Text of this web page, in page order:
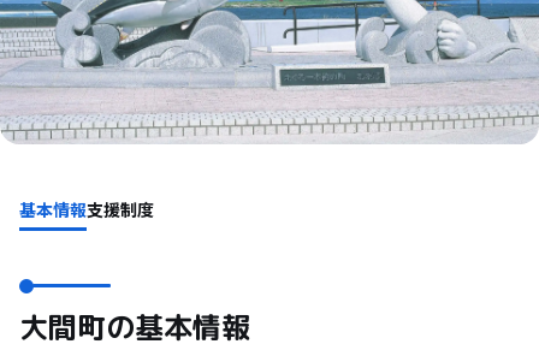
基本情報支援制度
大間町の基本情報